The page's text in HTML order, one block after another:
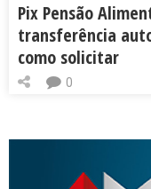
Pix Pensão
transferência
como solicitar
0